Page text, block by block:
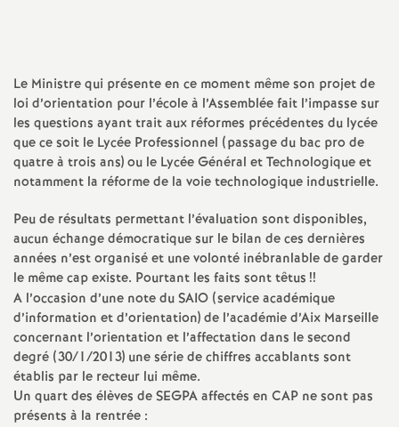
o
n
a
l
d
e
s
Le Ministre qui présente en ce moment même son projet de
loi d’orientation pour l’école à l’Assemblée fait l’impasse sur
les questions ayant trait aux réformes précédentes du lycée
que ce soit le Lycée Professionnel (passage du bac pro de
quatre à trois ans) ou le Lycée Général et Technologique et
notamment la réforme de la voie technologique industrielle.
Peu de résultats permettant l’évaluation sont disponibles,
aucun échange démocratique sur le bilan de ces dernières
années n’est organisé et une volonté inébranlable de garder
le même cap existe. Pourtant les faits sont têtus !!
A l’occasion d’une note du SAIO (service académique
d’information et d’orientation) de l’académie d’Aix Marseille
concernant l’orientation et l’affectation dans le second
degré (30/1/2013) une série de chiffres accablants sont
établis par le recteur lui même.
Un quart des élèves de SEGPA affectés en CAP ne sont pas
présents à la rentrée :